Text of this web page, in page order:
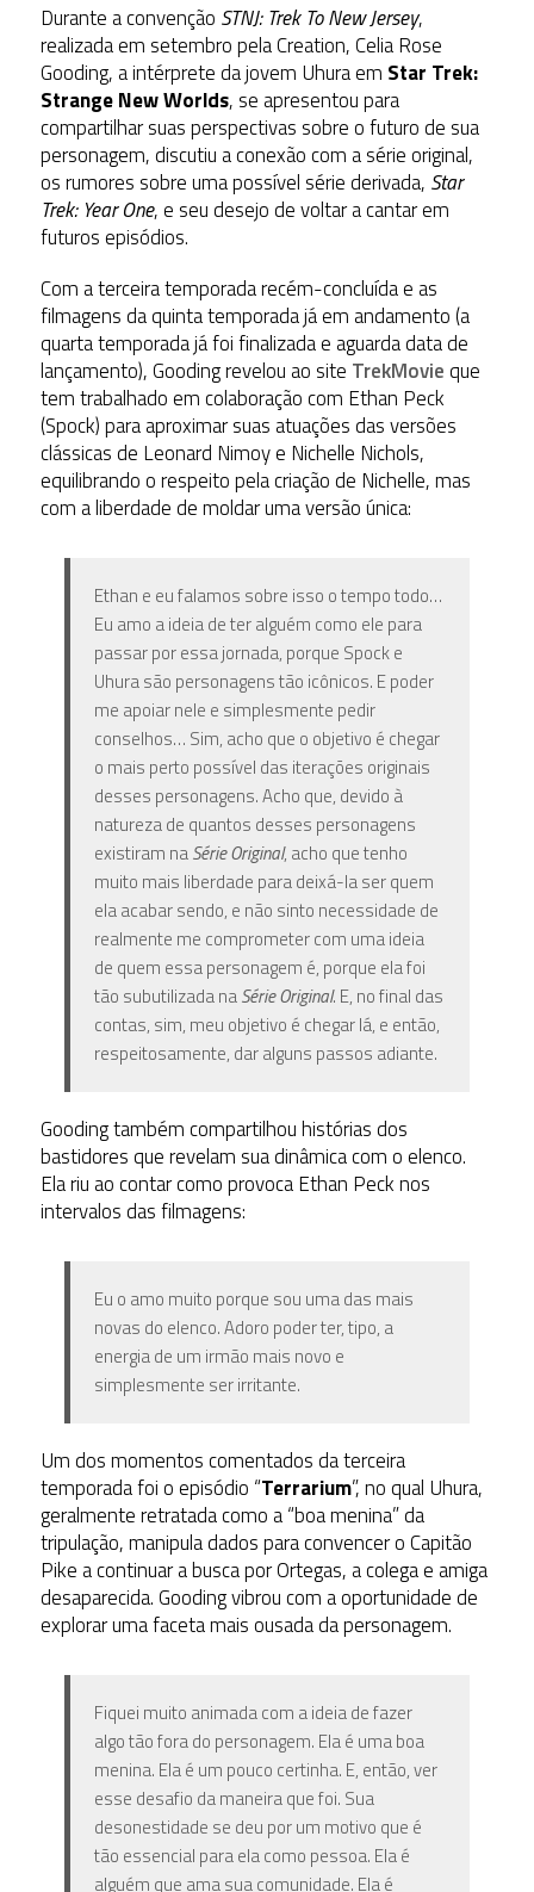
Durante a convenção STNJ: Trek To New Jersey,
realizada em setembro pela Creation, Celia Rose
Gooding, a intérprete da jovem Uhura em Star Trek:
Strange New Worlds, se apresentou para
compartilhar suas perspectivas sobre o futuro de sua
personagem,discutiu a conexão com a série original,
os rumores sobre uma possível série derivada, Star
Trek: Year One, e seu desejo de voltar a cantar em
futuros episódios.
Com a terceira temporada recém-concluída e as
filmagens da quinta temporada já em andamento (a
quarta temporada já foi finalizada e aguarda data de
lançamento), Gooding revelou ao site TrekMovieque
tem trabalhado em colaboração com Ethan Peck
(Spock) para aproximar suas atuações das versões
clássicas de Leonard Nimoy e Nichelle Nichols,
equilibrando o respeito pela criação de Nichelle, mas
com a liberdade de moldar uma versão única:
Ethan e eu falamos sobre isso o tempo todo…
Eu amo a ideia de ter alguém como ele para
passar por essa jornada, porque Spock e
Uhura são personagens tão icônicos. E poder
me apoiar nele e simplesmente pedir
conselhos… Sim, acho que o objetivo é chegar
o mais perto possível das iterações originais
desses personagens. Acho que, devido à
natureza de quantos desses personagens
existiram naSérie Original, acho que tenho
muito mais liberdade para deixá-la ser quem
ela acabar sendo, e não sinto necessidade de
realmente me comprometer com uma ideia
de quem essa personagem é, porque ela foi
tão subutilizada naSérie Original. E, no final das
contas, sim, meu objetivo é chegar lá, e então,
respeitosamente, dar alguns passos adiante.
Gooding também compartilhou histórias dos
bastidores que revelam sua dinâmica com o elenco.
Ela riu ao contar como provoca Ethan Peck nos
intervalos das filmagens:
Eu o amo muito porque sou uma das mais
novas do elenco. Adoro poder ter, tipo, a
energia de um irmão mais novo e
simplesmente ser irritante.
Um dos momentos comentados da terceira
temporada foi o episódio “Terrarium”, no qual Uhura,
geralmente retratada como a “boa menina” da
tripulação, manipula dados para convencer o Capitão
Pike a continuar a busca por Ortegas, a colega e amiga
desaparecida. Gooding vibrou com a oportunidade de
explorar uma faceta mais ousada da personagem.
Fiquei muito animada com a ideia de fazer
algo tão fora do personagem. Ela é uma boa
menina. Ela é um pouco certinha. E, então, ver
esse desafio da maneira que foi. Sua
desonestidade se deu por um motivo que é
tão essencial para ela como pessoa. Ela é
alguém que ama sua comunidade. Ela é